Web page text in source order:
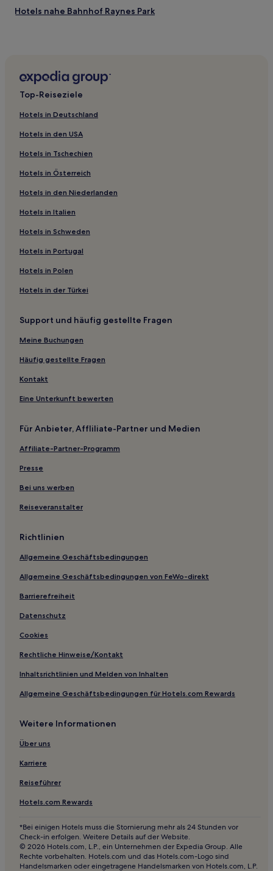
Hotels nahe Bahnhof Raynes Park
Hotels nahe U-Bahn-Station Colliers Wood
Bedford: Hotels
Abbey: Hotels
Cheam: Hotels
Hotels nahe Bahnhof Esher
Hotels nahe Bahnhof Barnes
Hotels nahe Bahnhof Teddington
Hotels nahe Bahnhof Wandsworth Common
Hotels nahe White Lodge Museum
Hotels nahe Kingston Hospital
Norbiton: Hotels
Hotels nahe Bahnhof Thornton Heath
Kingston upon Thames Hotels
Coombe Hill: Hotels
Hotels nahe Straßenbahnhaltestelle West Croydon
Hotels nahe Bahnhof Ewell East
Hotels nahe Surbiton Raceway
Hotels nahe Bahnhof Earlsfield
Wallington North: Hotels
Gasthäuser in Portland Place
Aparthotels in Neal Street
Aparthotels in London
Ferienwohnungen in London
Ferienwohnungen in Surrey
Ferienwohnungen in South Lambeth
Ferienwohnungen in England
Aparthotels in England
B&B in England
Gasthäuser in England
Lgbtqia-Freundliche nahe Regent Street
Hotels mit Pool in England
Strand in England
Luxus in England
Hotels mit Parkplatz in England
Hotels mit Küchenzeile in England
Luxus in Ladbroke Grove
Familien nahe Whitehall
Familien in Greater London
Top-Reiseziele
Hotels in Deutschland
Hotels in den USA
Hotels in Tschechien
Hotels in Österreich
Hotels in den Niederlanden
Hotels in Italien
Hotels in Schweden
Hotels in Portugal
Hotels in Polen
Hotels in der Türkei
Support und häufig gestellte Fragen
Meine Buchungen
Häufig gestellte Fragen
Kontakt
Eine Unterkunft bewerten
Für Anbieter, Affliliate-Partner und Medien
Affiliate-Partner-Programm
Presse
Bei uns werben
Reiseveranstalter
Richtlinien
Allgemeine Geschäftsbedingungen
Allgemeine Geschäftsbedingungen von FeWo-direkt
Barrierefreiheit
Datenschutz
Cookies
Rechtliche Hinweise/Kontakt
Inhaltsrichtlinien und Melden von Inhalten
Allgemeine Geschäftsbedingungen für Hotels.com Rewards
Weitere Informationen
Über uns
Karriere
Reiseführer
Hotels.com Rewards
*Bei einigen Hotels muss die Stornierung mehr als 24 Stunden vor
Check-in erfolgen. Weitere Details auf der Website.
© 2026 Hotels.com, L.P., ein Unternehmen der Expedia Group. Alle
Rechte vorbehalten. Hotels.com und das Hotels.com-Logo sind
Handelsmarken oder eingetragene Handelsmarken von Hotels.com, L.P.